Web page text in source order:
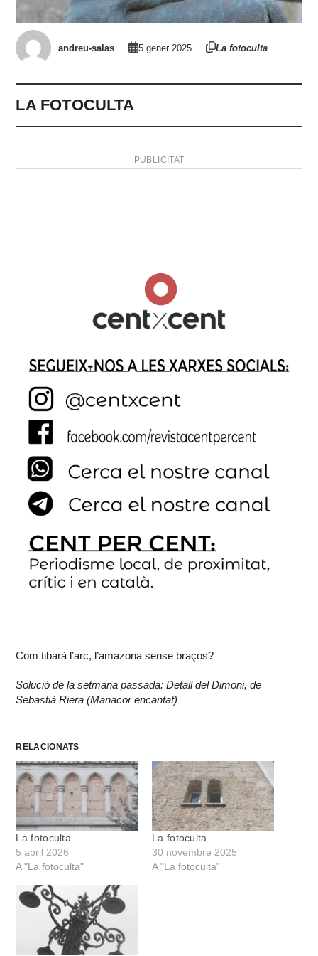
andreu-salas 5 gener 2025 La fotoculta
LA FOTOCULTA
PUBLICITAT
Com tibarà l’arc, l’amazona sense braços?
Solució de la setmana passada: Detall del Dimoni, de
Sebastià Riera (Manacor encantat)
RELACIONATS
La fotoculta
5 abril 2026
A "La fotoculta"
La fotoculta
30 novembre 2025
A "La fotoculta"